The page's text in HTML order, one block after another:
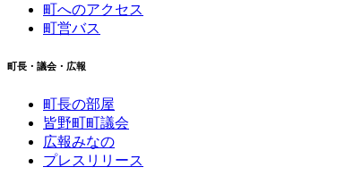
町へのアクセス
町営バス
町長・議会・広報
町長の部屋
皆野町町議会
広報みなの
プレスリリース